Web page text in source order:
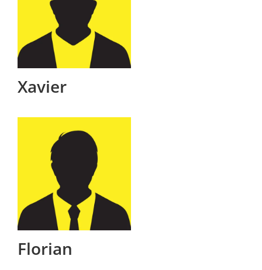
Xavier
Florian